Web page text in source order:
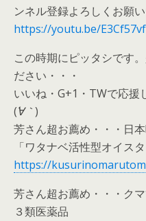
ンネル登録よろしくお願い
https://youtu.be/
この時期にピッタシです
ださい・・・
いいね・G+1・TWで応援
(´∀｀)
芳さん超お薦め・・・日
「ワタナベ活性型オイスタ
https://
芳さん超お薦め・・・ク
３類医薬品